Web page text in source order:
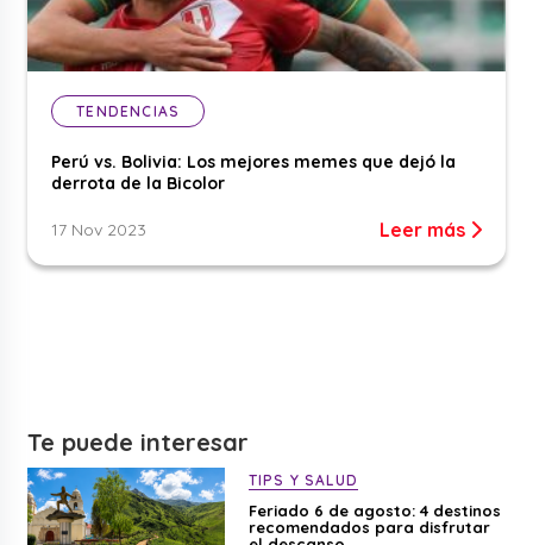
TENDENCIAS
Perú vs. Bolivia: Los mejores memes que dejó la
derrota de la Bicolor
17 Nov 2023 Leer más
Te puede interesar
TIPS Y SALUD
Feriado 6 de agosto: 4 destinos
recomendados para disfrutar